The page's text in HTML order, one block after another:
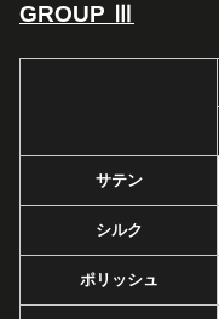
GROUP Ⅲ
サテン
シルク
ポリッシュ